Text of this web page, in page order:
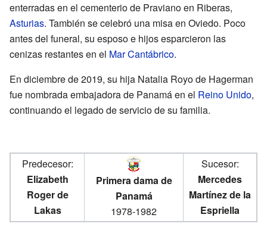
enterradas en el cementerio de Praviano en Riberas,
Asturias. También se celebró una misa en Oviedo. Poco
antes del funeral, su esposo e hijos esparcieron las
cenizas restantes en el Mar Cantábrico.
En diciembre de 2019, su hija Natalia Royo de Hagerman
fue nombrada embajadora de Panamá en el Reino Unido,
continuando el legado de servicio de su familia.
Predecesor:
Elizabeth
Roger de
Lakas
Primera dama de
Panamá
1978-1982
Sucesor:
Mercedes
Martínez de la
Espriella